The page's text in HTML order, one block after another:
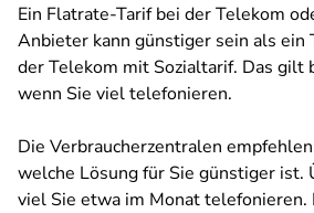
Ein Flatrate-Tarif bei der Telekom
Anbieter kann günstiger sein als ein
der Telekom mit Sozialtarif. Das gilt
wenn Sie viel telefonieren.
Die Verbraucherzentralen
welche Lösung für Sie günstiger ist.
viel Sie etwa im Monat telefonieren.